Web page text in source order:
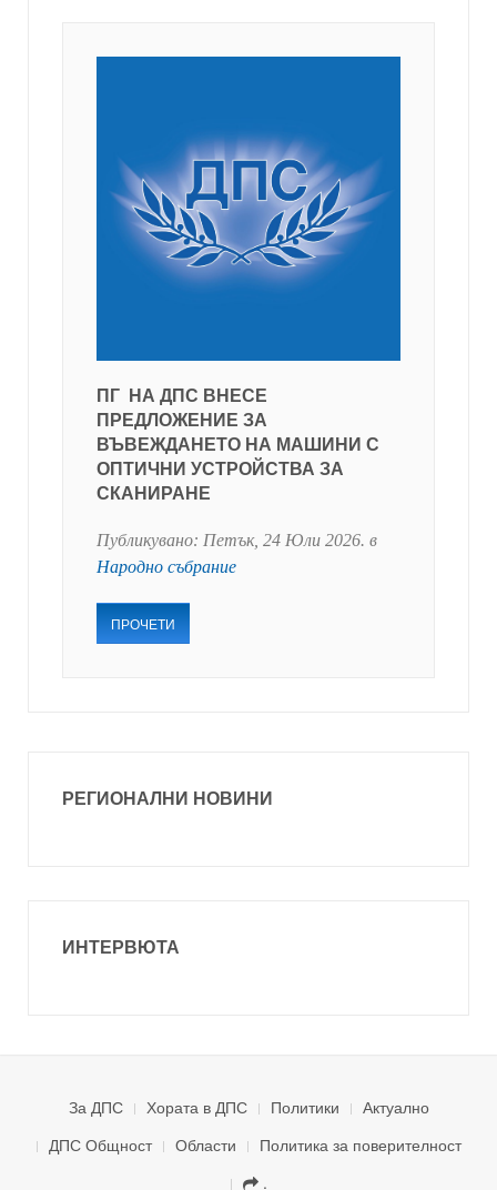
ПГ НА ДПС ВНЕСЕ
ПРЕДЛОЖЕНИЕ ЗА
ВЪВЕЖДАНЕТО НА МАШИНИ С
ОПТИЧНИ УСТРОЙСТВА ЗА
СКАНИРАНЕ
Публикувано: Петък, 24 Юли 2026. в
Народно събрание
ПРОЧЕТИ
РЕГИОНАЛНИ НОВИНИ
ИНТЕРВЮТА
За ДПС Хората в ДПС Политики
Актуално
ДПС Общност
Области
Политика за поверителност
.